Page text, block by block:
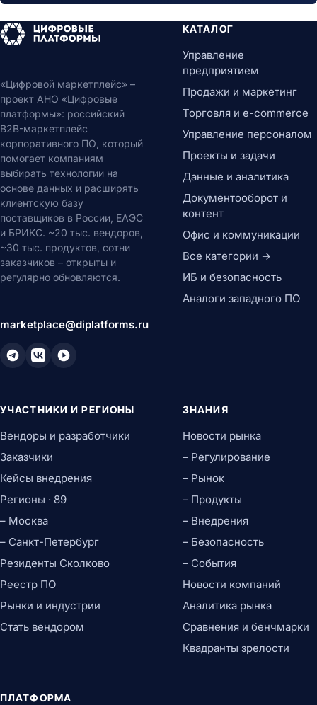
«Цифровой маркетплейс» –
проект АНО «Цифровые
платформы»: российский
B2B-маркетплейс
корпоративного ПО, который
помогает компаниям
выбирать технологии на
основе данных и расширять
клиентскую базу
поставщиков в России, ЕАЭС
и БРИКС. ~20 тыс. вендоров,
~30 тыс. продуктов, сотни
заказчиков – открыты и
регулярно обновляются.
marketplace@diplatforms.ru
КАТАЛОГ
Управление
предприятием
Продажи и маркетинг
Торговля и e-commerce
Управление персоналом
Проекты и задачи
Данные и аналитика
Документооборот и
контент
Офис и коммуникации
Все категории →
ИБ и безопасность
Аналоги западного ПО
УЧАСТНИКИ И РЕГИОНЫ
Вендоры и разработчики
Заказчики
Кейсы внедрения
Регионы · 89
– Москва
– Санкт-Петербург
Резиденты Сколково
Реестр ПО
Рынки и индустрии
Стать вендором
ЗНАНИЯ
Новости рынка
– Регулирование
– Рынок
– Продукты
– Внедрения
– Безопасность
– События
Новости компаний
Аналитика рынка
Сравнения и бенчмарки
Квадранты зрелости
ПЛАТФОРМА